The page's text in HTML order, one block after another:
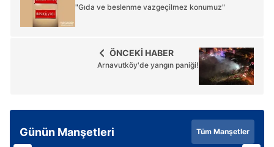
"Gıda ve beslenme vazgeçilmez konumuz"
ÖNCEKİ HABER
Arnavutköy'de yangın paniği!
Günün Manşetleri Tüm Manşetler